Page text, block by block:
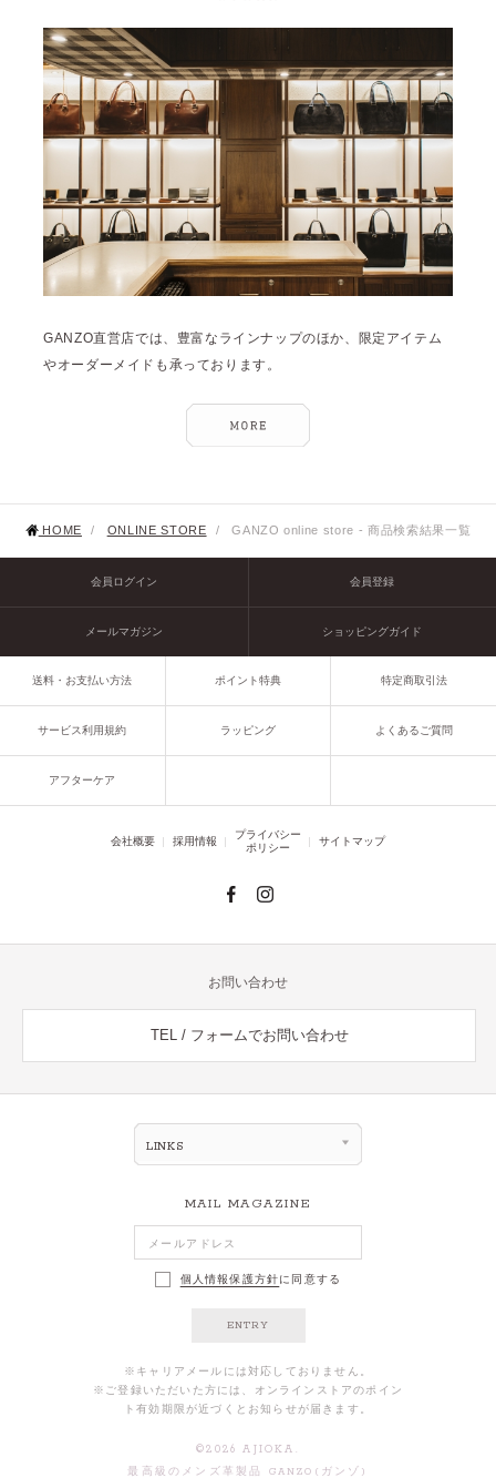
GANZO直営店では、豊富なラインナップのほか、限定アイテム
やオーダーメイドも承っております。
HOME / ONLINE STORE / GANZO online store - 商品検索結果一覧
会員ログイン 会員登録
メールマガジン ショッピングガイド
送料・お支払い方法 ポイント特典 特定商取引法
サービス利用規約 ラッピング よくあるご質問
アフターケア
会社概要 採用情報
プライバシー
ポリシー
サイトマップ
お問い合わせ
TEL / フォームでお問い合わせ
LINKS
MAIL MAGAZINE
個人情報保護方針に同意する
ENTRY
※キャリアメールには対応しておりません。
※ご登録いただいた方には、オンラインストアのポイン
ト有効期限が近づくとお知らせが届きます。
©2026 AJIOKA.
最高級のメンズ革製品 GANZO(ガンゾ)